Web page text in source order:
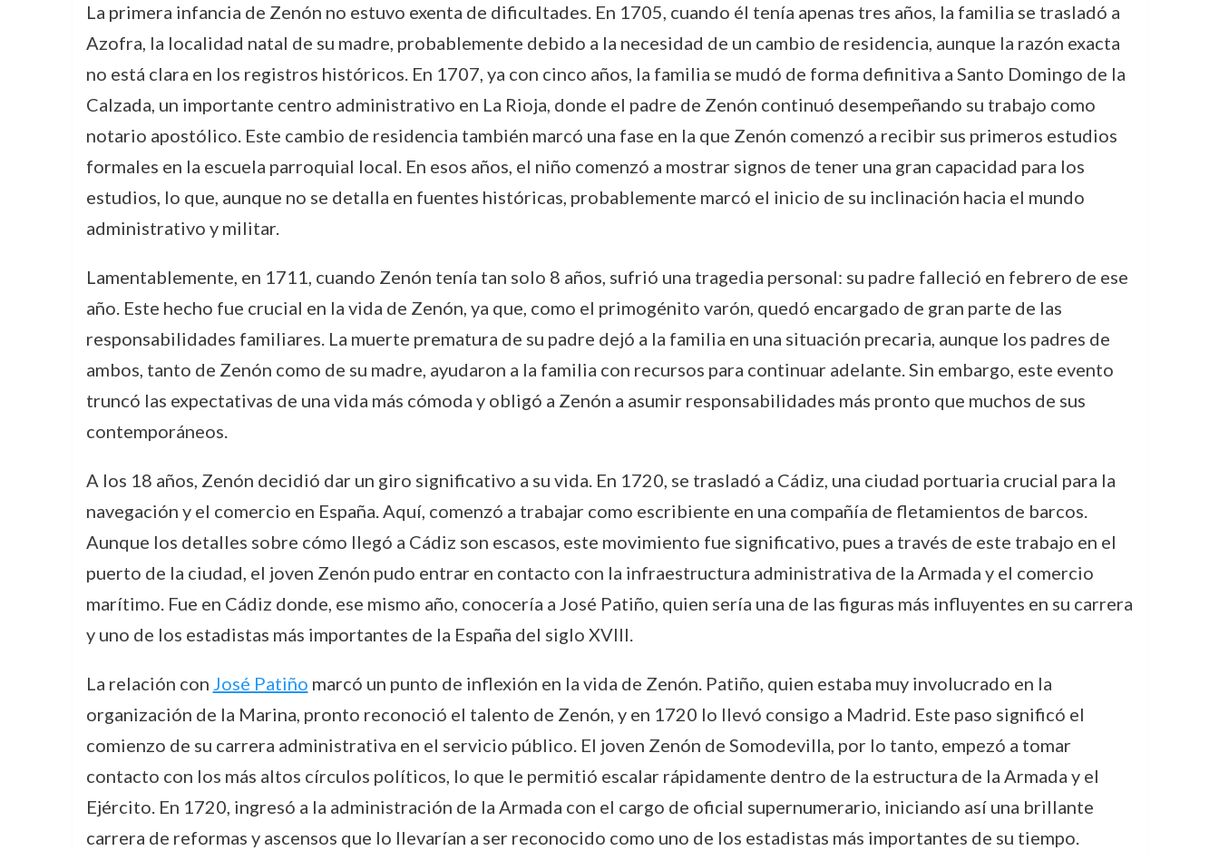
La primera infancia de Zenón no estuvo exenta de dificultades. En 1705, cuando él tenía apenas tres años, la familia se trasladó a
Azofra, la localidad natal de su madre, probablemente debido a la necesidad de un cambio de residencia, aunque la razón exacta
no está clara en los registros históricos. En 1707, ya con cinco años, la familia se mudó de forma definitiva a Santo Domingo de la
Calzada, un importante centro administrativo en La Rioja, donde el padre de Zenón continuó desempeñando su trabajo como
notario apostólico. Este cambio de residencia también marcó una fase en la que Zenón comenzó a recibir sus primeros estudios
formales en la escuela parroquial local. En esos años, el niño comenzó a mostrar signos de tener una gran capacidad para los
estudios, lo que, aunque no se detalla en fuentes históricas, probablemente marcó el inicio de su inclinación hacia el mundo
administrativo y militar.
Lamentablemente, en 1711, cuando Zenón tenía tan solo 8 años, sufrió una tragedia personal: su padre falleció en febrero de ese
año. Este hecho fue crucial en la vida de Zenón, ya que, como el primogénito varón, quedó encargado de gran parte de las
responsabilidades familiares. La muerte prematura de su padre dejó a la familia en una situación precaria, aunque los padres de
ambos, tanto de Zenón como de su madre, ayudaron a la familia con recursos para continuar adelante. Sin embargo, este evento
truncó las expectativas de una vida más cómoda y obligó a Zenón a asumir responsabilidades más pronto que muchos de sus
contemporáneos.
A los 18 años, Zenón decidió dar un giro significativo a su vida. En 1720, se trasladó a Cádiz, una ciudad portuaria crucial para la
navegación y el comercio en España. Aquí, comenzó a trabajar como escribiente en una compañía de fletamientos de barcos.
Aunque los detalles sobre cómo llegó a Cádiz son escasos, este movimiento fue significativo, pues a través de este trabajo en el
puerto de la ciudad, el joven Zenón pudo entrar en contacto con la infraestructura administrativa de la Armada y el comercio
marítimo. Fue en Cádiz donde, ese mismo año, conocería a José Patiño, quien sería una de las figuras más influyentes en su carrera
y uno de los estadistas más importantes de la España del siglo XVIII.
La relación con José Patiño marcó un punto de inflexión en la vida de Zenón. Patiño, quien estaba muy involucrado en la
organización de la Marina, pronto reconoció el talento de Zenón, y en 1720 lo llevó consigo a Madrid. Este paso significó el
comienzo de su carrera administrativa en el servicio público. El joven Zenón de Somodevilla, por lo tanto, empezó a tomar
contacto con los más altos círculos políticos, lo que le permitió escalar rápidamente dentro de la estructura de la Armada y el
Ejército. En 1720, ingresó a la administración de la Armada con el cargo de oficial supernumerario, iniciando así una brillante
carrera de reformas y ascensos que lo llevarían a ser reconocido como uno de los estadistas más importantes de su tiempo.